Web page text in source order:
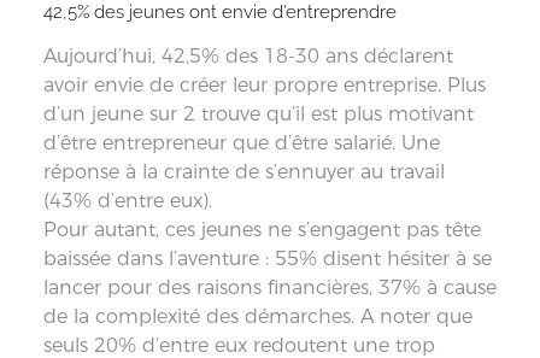
42,5% des jeunes ont envie d’entreprendre
Aujourd’hui, 42,5% des 18-30 ans déclarent
avoir envie de créer leur propre entreprise. Plus
d’un jeune sur 2 trouve qu’il est plus motivant
d’être entrepreneur que d’être salarié. Une
réponse à la crainte de s’ennuyer au travail
(43% d’entre eux).
Pour autant, ces jeunes ne s’engagent pas tête
baissée dans l’aventure : 55% disent hésiter à se
lancer pour des raisons financières, 37% à cause
de la complexité des démarches. A noter que
seuls 20% d’entre eux redoutent une trop